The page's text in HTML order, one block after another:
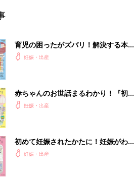
育児の困ったがズバリ！解決する本
『ひよこクラブ 秋号』 4カ月～2才
妊娠・出産
赤ちゃんのお世話まるわかり！『初め
てのひよこクラブ 夏号』〈巻頭大特
妊娠・出産
初めて妊娠されたかたに！妊娠がわか
ったら最初に読む本『初めてのたまご
妊娠・出産